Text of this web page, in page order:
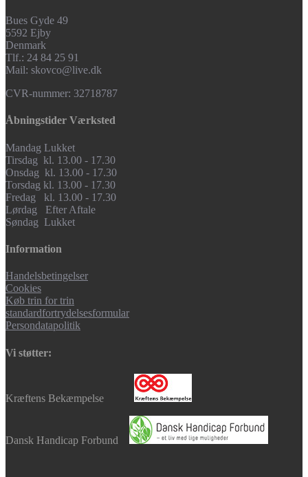
Bues Gyde 49
5592 Ejby
Denmark
Tlf.: 24 84 25 91
Mail: skovco@live.dk
CVR-nummer: 32718787
Åbningstider Værksted
Mandag Lukket
Tirsdag kl. 13.00 - 17.30
Onsdag kl. 13.00 - 17.30
Torsdag kl. 13.00 - 17.30
Fredag kl. 13.00 - 17.30
Lørdag Efter Aftale
Søndag Lukket
Information
Handelsbetingelser
Cookies
Køb trin for trin
standardfortrydelsesformular
Persondatapolitik
Vi støtter:
Kræftens Bekæmpelse
Dansk Handicap Forbund